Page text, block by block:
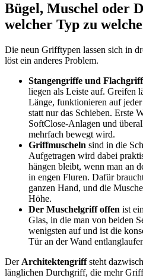
Bügel, Muschel oder
welcher Typ zu
Die neun Grifftypen lassen sich in
löst ein anderes Problem.
Stangengriffe und
liegen als Leiste auf. Greifen
Länge, funktionieren auf
statt nur das Schieben. Erste
SoftClose-Anlagen und
mehrfach bewegt wird.
Griffmuscheln sind in die
Aufgetragen wird dabei
hängen bleibt, wenn man an
in engen Fluren. Dafür
ganzen Hand, und die
Höhe.
Der Muschelgriff offen ist
Glas, in die man von beiden
wenigsten auf und ist die
Tür an der Wand
Der Architektengriffsteht
länglichen Durchgriff, die mehr